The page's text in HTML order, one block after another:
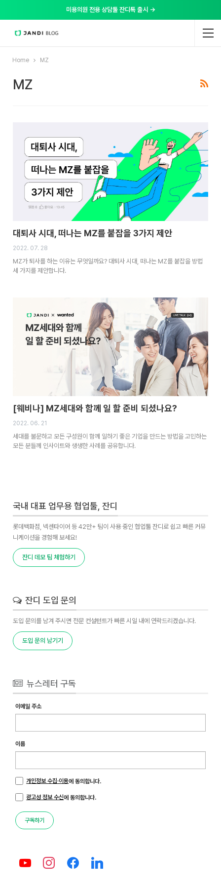
미용의원 전용 상담툴 잔디톡 출시 →
Home MZ
MZ
대퇴사 시대, 떠나는 MZ를 붙잡을 3가지 제안
2022. 07. 28
MZ가 퇴사를 하는 이유는 무엇일까요? 대퇴사 시대, 떠나는 MZ를 붙잡을 방법
세 가지를 제안합니다.
[웨비나] MZ세대와 함께 일 할 준비 되셨나요?
2022. 06. 21
세대를 불문하고 모든 구성원이 함께 일하기 좋은 기업을 만드는 방법을 고민하는
모든 분들께 인사이트와 생생한 사례를 공유합니다.
국내 대표 업무용 협업툴, 잔디
롯데백화점, 넥센타이어 등 42만+ 팀이 사용 중인 협업툴 잔디로 쉽고 빠른 커뮤
니케이션을 경험해 보세요!
잔디 데모 팀 체험하기
잔디 도입 문의
도입 문의를 남겨 주시면 전문 컨설턴트가 빠른 시일 내에 연락드리겠습니다.
도입 문의 남기기
뉴스레터 구독
이메일 주소
이름
개인정보 수집·이용에 동의합니다.
광고성 정보 수신에 동의합니다.
구독하기